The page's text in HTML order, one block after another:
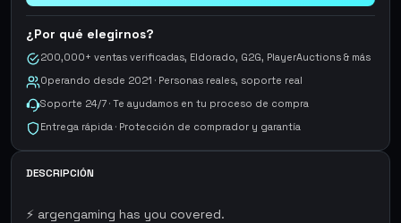
¿Por qué elegirnos?
200,000+ ventas verificadas, Eldorado, G2G, PlayerAuctions & más
Operando desde 2021 · Personas reales, soporte real
Soporte 24/7 · Te ayudamos en tu proceso de compra
Entrega rápida · Protección de comprador y garantía
DESCRIPCIÓN
⚡ argengaming has you covered.